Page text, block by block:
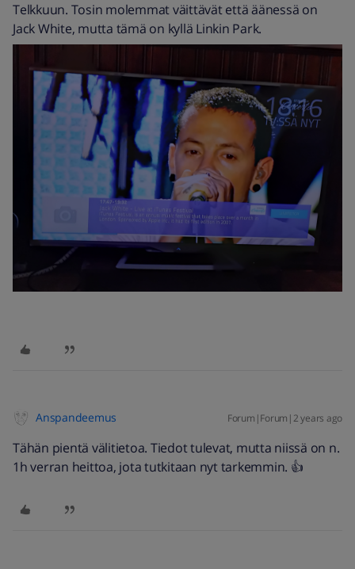
Telkkuun. Tosin molemmat väittävät että äänessä on
Jack White, mutta tämä on kyllä Linkin Park.
Anspandeemus Forum|Forum|2 years ago
Tähän pientä välitietoa. Tiedot tulevat, mutta niissä on n.
1h verran heittoa, jota tutkitaan nyt tarkemmin. 👍